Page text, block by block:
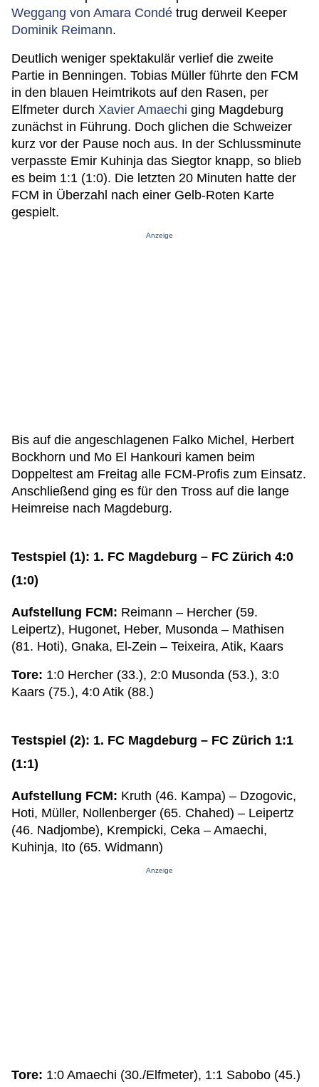
Weggang von Amara Condé trug derweil Keeper
Dominik Reimann.
Deutlich weniger spektakulär verlief die zweite
Partie in Benningen. Tobias Müller führte den FCM
in den blauen Heimtrikots auf den Rasen, per
Elfmeter durch Xavier Amaechi ging Magdeburg
zunächst in Führung. Doch glichen die Schweizer
kurz vor der Pause noch aus. In der Schlussminute
verpasste Emir Kuhinja das Siegtor knapp, so blieb
es beim 1:1 (1:0). Die letzten 20 Minuten hatte der
FCM in Überzahl nach einer Gelb-Roten Karte
gespielt.
Anzeige
Bis auf die angeschlagenen Falko Michel, Herbert
Bockhorn und Mo El Hankouri kamen beim
Doppeltest am Freitag alle FCM-Profis zum Einsatz.
Anschließend ging es für den Tross auf die lange
Heimreise nach Magdeburg.
Testspiel (1): 1. FC Magdeburg – FC Zürich 4:0
(1:0)
Aufstellung FCM: Reimann – Hercher (59.
Leipertz), Hugonet, Heber, Musonda – Mathisen
(81. Hoti), Gnaka, El-Zein – Teixeira, Atik, Kaars
Tore: 1:0 Hercher (33.), 2:0 Musonda (53.), 3:0
Kaars (75.), 4:0 Atik (88.)
Testspiel (2): 1. FC Magdeburg – FC Zürich 1:1
(1:1)
Aufstellung FCM: Kruth (46. Kampa) – Dzogovic,
Hoti, Müller, Nollenberger (65. Chahed) – Leipertz
(46. Nadjombe), Krempicki, Ceka – Amaechi,
Kuhinja, Ito (65. Widmann)
Anzeige
Tore: 1:0 Amaechi (30./Elfmeter), 1:1 Sabobo (45.)